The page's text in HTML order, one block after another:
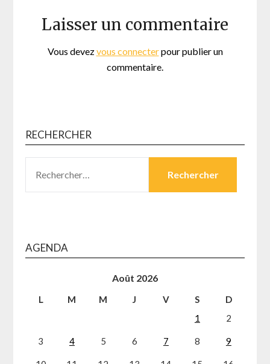
Laisser un commentaire
Vous devezvous connecterpour publier un
commentaire.
RECHERCHER
AGENDA
Août 2026
L M M J V S
D
1
2
3 4 5 6 7 8 9